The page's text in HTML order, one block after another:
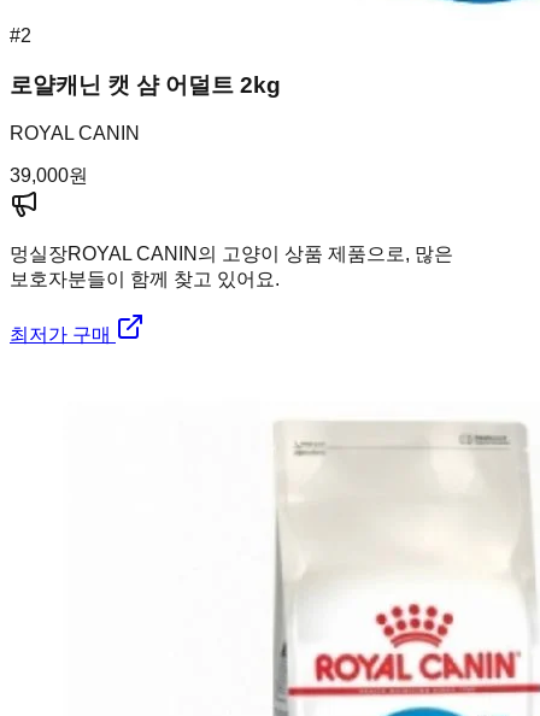
#2
로얄캐닌 캣 샴 어덜트 2kg
ROYAL CANIN
39,000원
멍실장ROYAL CANIN의 고양이 상품 제품으로, 많은
보호자분들이 함께 찾고 있어요.
최저가 구매